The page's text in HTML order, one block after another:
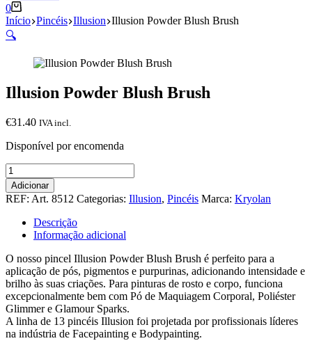
Carrinho
de
compras
0
Início Pincéis Illusion Illusion Powder Blush Brush
🔍
Illusion Powder Blush Brush
€31.40 IVA incl.
Disponível por encomenda
Quantidade
de
Illusion
Powder
Blush
Brush
Adicionar
REF: Art. 8512 Categorias: Illusion, Pincéis Marca: Kryolan
Descrição
Informação adicional
O nosso pincel Illusion Powder Blush Brush é perfeito para a
aplicação de pós, pigmentos e purpurinas, adicionando intensidade e
brilho às suas criações. Para pinturas de rosto e corpo, funciona
excepcionalmente bem com Pó de Maquiagem Corporal, Poliéster
Glimmer e Glamour Sparks.
A linha de 13 pincéis Illusion foi projetada por profissionais líderes
na indústria de Facepainting e Bodypainting.